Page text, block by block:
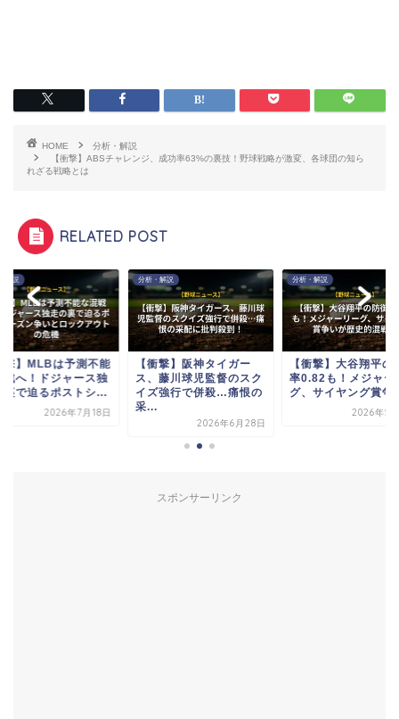
HOME
分析・解説
【衝撃】ABSチャレンジ、成功率63%の裏技！野球戦略が激変、各球団の知ら
れざる戦略とは
RELATED POST
解説
撃】MLBは予測不能
戦へ！ドジャース独
裏で迫るポストシ...
2026年7月18日
分析・解説
【衝撃】阪神タイガー
ス、藤川球児監督のスク
イズ強行で併殺…痛恨の
采...
2026年6月28日
分析・解説
【衝撃】大谷翔平の
率0.82も！メジャー
グ、サイヤング賞争
2026年5
スポンサーリンク